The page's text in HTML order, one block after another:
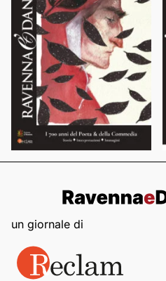
un giornale di